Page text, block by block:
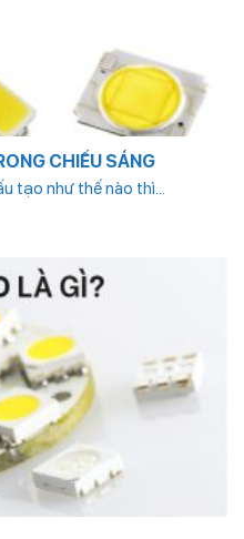
CHIẾU SÁNG
tạo như thế nào thì...